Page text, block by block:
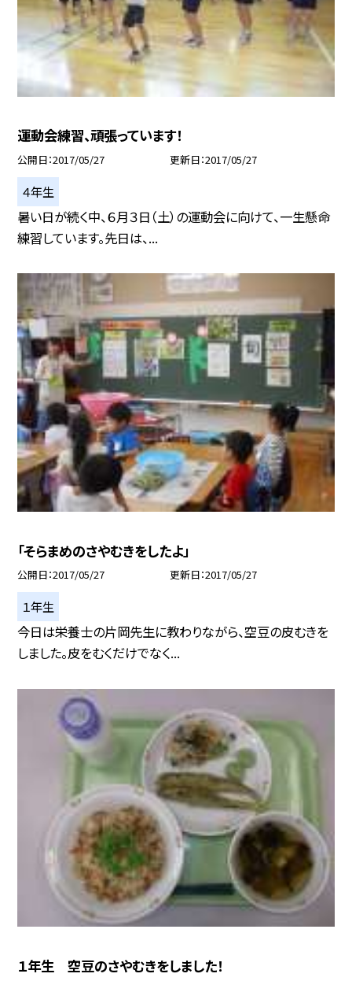
運動会練習、頑張っています！
公開日 2017/05/27 更新日 2017/05/27
４年生
暑い日が続く中、６月３日（土）の運動会に向けて、一生懸命
練習しています。先日は、...
「そらまめのさやむきをしたよ」
公開日 2017/05/27 更新日 2017/05/27
１年生
今日は栄養士の片岡先生に教わりながら、空豆の皮むきを
しました。皮をむくだけでなく...
１年生 空豆のさやむきをしました！